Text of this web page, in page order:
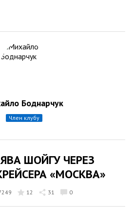
Боднарчук
член клубу
ШОЙГУ ЧЕРЕЗ
«МОСКВА»
12 31 0